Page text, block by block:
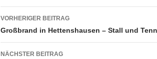
Beitragsnavigation
VORHERIGER BEITRAG
Großbrand in Hettenshausen – Stall und
NÄCHSTER BEITRAG